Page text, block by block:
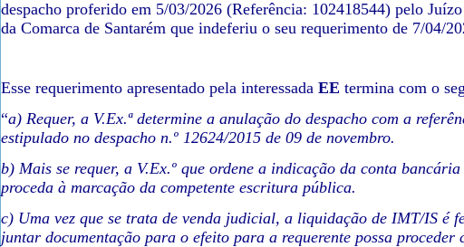
despacho proferido em 5/03/2026 (Referência: 102418544) pelo
da Comarca de Santarém que indeferiu o seu requerimento de 7/04/
Esse requerimento apresentado pela interessada EE termina com o
“a) Requer, a V.Ex.ª determine a anulação do despacho com a
estipulado no despacho n.º 12624/2015 de 09 de novembro.
b) Mais se requer, a V.Ex.º que ordene a indicação da conta
proceda à marcação da competente escritura pública.
c) Uma vez que se trata de venda judicial, a liquidação de IMT/IS é
juntar documentação para o efeito para a requerente possa proceder